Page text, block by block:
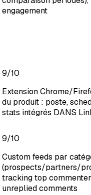
engagement
9/10
Extension Chrome/
du produit : poste,
stats intégrés DANS
9/10
Custom feeds par
(prospects/partners/
tracking top
unreplied comments